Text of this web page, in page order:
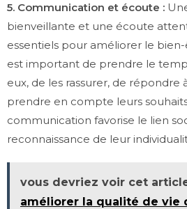
5. Communication et écoute :
bienveillante et une écoute
essentiels pour améliorer le
est important de prendre le
eux, de les rassurer, de répondre
prendre en compte leurs
communication favorise le lien
reconnaissance de leur
vous devriez voir cet
améliorer la qualité de vie